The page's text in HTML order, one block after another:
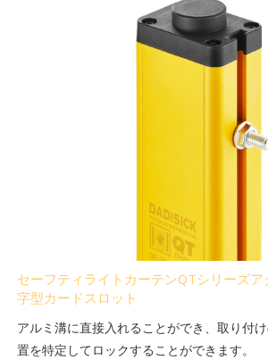
セーフティライトカーテンQTシリーズ
字型カードスロット
アルミ溝に直接入れることができ、取り付
置を特定してロックすることができます。